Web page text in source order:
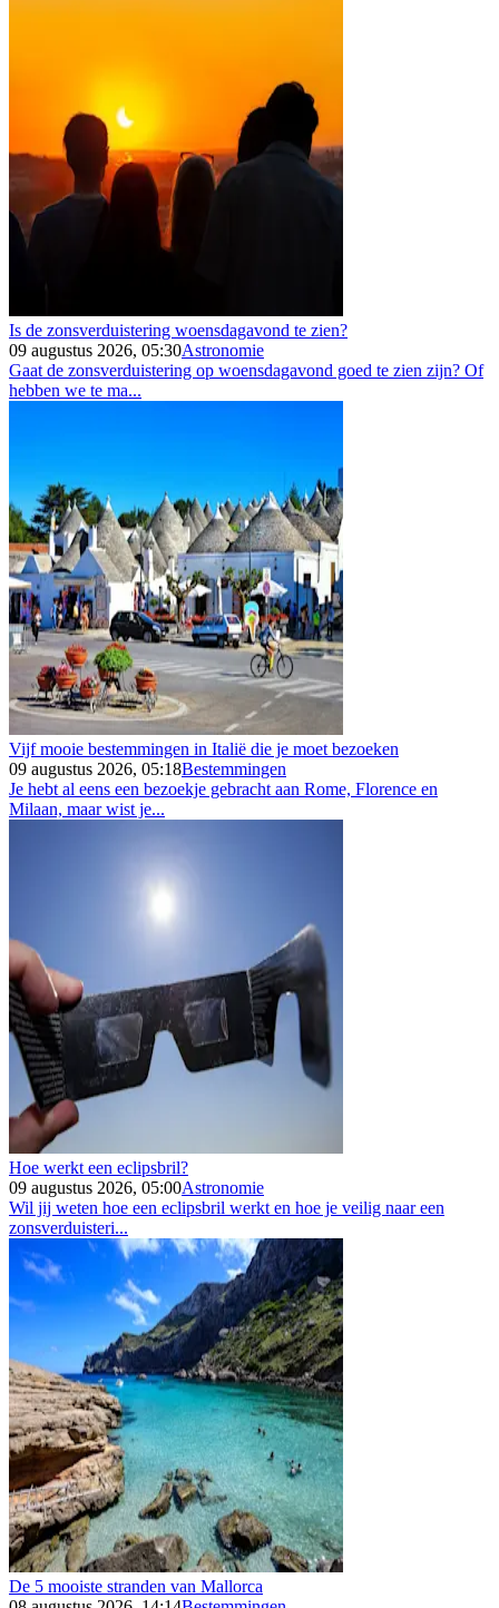
Is de zonsverduistering woensdagavond te zien?
09 augustus 2026, 05:30Astronomie
Gaat de zonsverduistering op woensdagavond goed te zien zijn? Of
hebben we te ma...
Vijf mooie bestemmingen in Italië die je moet bezoeken
09 augustus 2026, 05:18Bestemmingen
Je hebt al eens een bezoekje gebracht aan Rome, Florence en
Milaan, maar wist je...
Hoe werkt een eclipsbril?
09 augustus 2026, 05:00Astronomie
Wil jij weten hoe een eclipsbril werkt en hoe je veilig naar een
zonsverduisteri...
De 5 mooiste stranden van Mallorca